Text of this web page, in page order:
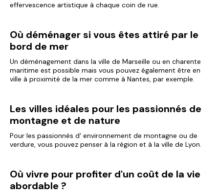
effervescence artistique à chaque coin de rue.
Où déménager si vous êtes attiré par le
bord de mer
Un déménagement dans la ville de Marseille ou en charente
maritime est possible mais vous pouvez également être en
ville à proximité de la mer comme à Nantes, par exemple.
Les villes idéales pour les passionnés de
montagne et de nature
Pour les passionnés d' environnement de montagne ou de
verdure, vous pouvez penser à la région et à la ville de Lyon.
Où vivre pour profiter d'un coût de la vie
abordable ?